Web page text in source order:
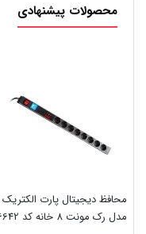
محصولات پیشنهادی
محافظ دیجیتال پارت الکتریک
مدل رک مونت 8 خانه کد 6642